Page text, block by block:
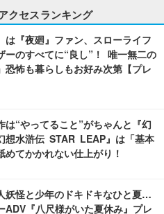
クセスランキング
は『夜廻』ファン、スローライフ
ーのすべてに“良し”！ 唯一無二の
恐怖も暮らしもお好み次第【プレ
は“やってること”がちゃんと『幻
想水滸伝 STAR LEAP』は「基本
めてかかれない仕上がり！
妖怪と少年のドキドキなひと夏…
ADV『八尺様がいた夏休み』プレ